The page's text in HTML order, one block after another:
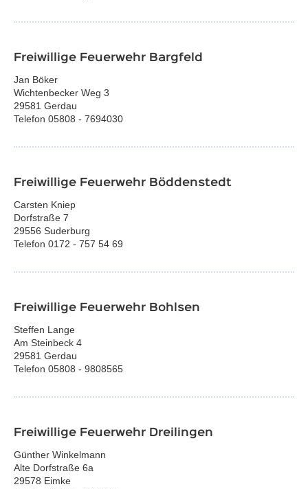
Freiwillige Feuerwehr Bargfeld
Jan Böker
Wichtenbecker Weg 3
29581 Gerdau
Telefon 05808 - 7694030
Freiwillige Feuerwehr Böddenstedt
Carsten Kniep
Dorfstraße 7
29556 Suderburg
Telefon 0172 - 757 54 69
Freiwillige Feuerwehr Bohlsen
Steffen Lange
Am Steinbeck 4
29581 Gerdau
Telefon 05808 - 9808565
Freiwillige Feuerwehr Dreilingen
Günther Winkelmann
Alte Dorfstraße 6a
29578 Eimke